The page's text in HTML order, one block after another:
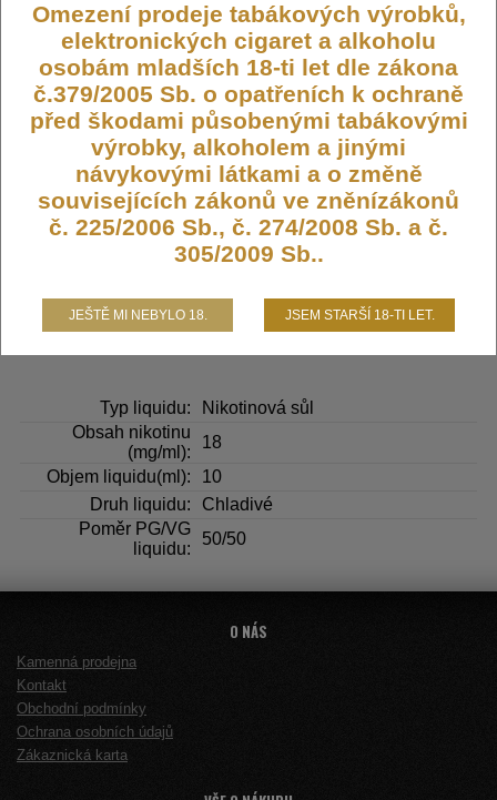
chuť a kvalitu, podloženou 15 lety vývoje pro americký trh a nyní
dostupné i v České republice. Tento e-liquid je ideální pro
každého kdo hledá hladký hit bez nepříjemného dráždění v krku,
ať už ve slabší nebo silnější verzi nikotinu. Poměr PG:VG 50/50
Výrobce:
Ostatní
Kód:
LIQ-OREE-FMINT-18
Dostupnost: Skladem
Počet ks:
5 ks
DO KOŠÍKU
Typ liquidu:
Nikotinová sůl
Obsah nikotinu
(mg/ml):
18
Objem liquidu(ml):
10
Druh liquidu:
Chladivé
Poměr PG/VG
liquidu:
50/50
O NÁS
Kamenná prodejna
Kontakt
Obchodní podmínky
Ochrana osobních údajů
Zákaznická karta
Omezení prodeje tabákových výrobků,
elektronických cigaret a alkoholu
osobám mladších 18-ti let dle zákona
č.379/2005 Sb. o opatřeních k ochraně
před škodami působenými tabákovými
výrobky, alkoholem a jinými
návykovými látkami a o změně
souvisejících zákonů ve zněnízákonů
č. 225/2006 Sb., č. 274/2008 Sb. a č.
305/2009 Sb..
JEŠTĚ MI NEBYLO 18. JSEM STARŠÍ 18-TI LET.